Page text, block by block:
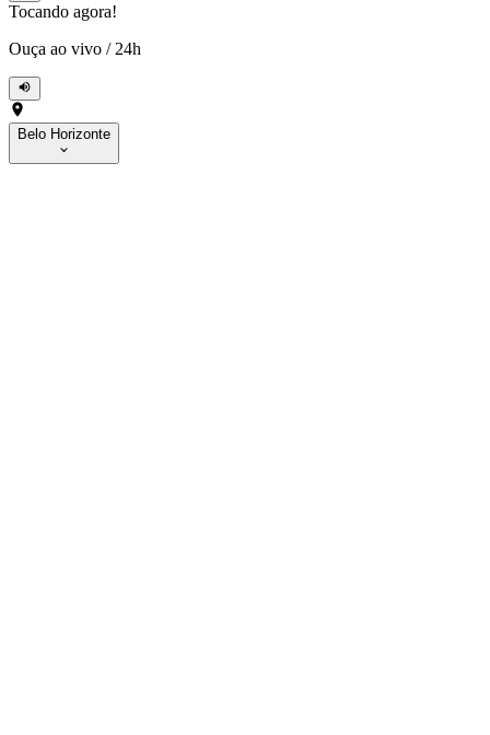
Tocando agora!
Ouça ao vivo / 24h
Belo Horizonte